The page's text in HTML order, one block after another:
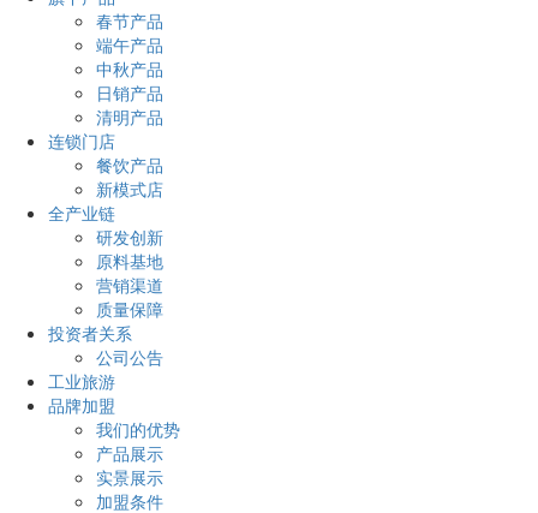
春节产品
端午产品
中秋产品
日销产品
清明产品
连锁门店
餐饮产品
新模式店
全产业链
研发创新
原料基地
营销渠道
质量保障
投资者关系
公司公告
工业旅游
品牌加盟
我们的优势
产品展示
实景展示
加盟条件